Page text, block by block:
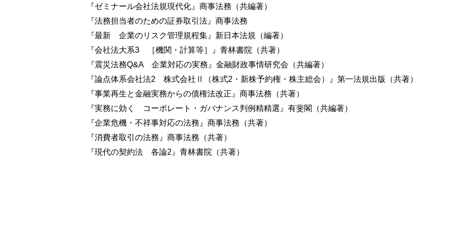
『ゼミナール会社法規現代化』商事法務（共編著）
『法務担当者のための証券取引法』商事法務
『最新 企業のリスク管理規程集』新日本法規（編著）
『会社法大系3 ［機関・計算等］』青林書院（共著）
『震災法務Q&A 企業対応の実務』金融財政事情研究会（共編著）
『論点体系会社法2 株式会社Ⅱ（株式2・新株予約権・株主総会）』第一法規出版（共著）
『事業再生と金融実務からの債権法改正』商事法務（共著）
『実務に効く コーポレート・ガバナンス判例精精選』有斐閣（共編著）
『企業危機・不祥事対応の法務』商事法務（共著）
『消費者取引の法務』商事法務（共著）
『現代の契約法 各論2』青林書院（共著）